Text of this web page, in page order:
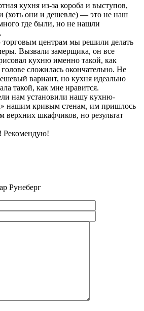
кухня из-за короба и выступов,
(хоть они и дешевле) — это не наш
где были, но не нашли
торговым центрам мы решили делать
Вызвали замерщика, он все
кухню именно такой, как
сложилась окончательно. Не
вариант, но кухня идеально
такой, как мне нравится.
нам установили нашу кухню-
нашим кривым стенам, им пришлось
верхних шкафчиков, но результат
Рекомендую!
Рунеберг